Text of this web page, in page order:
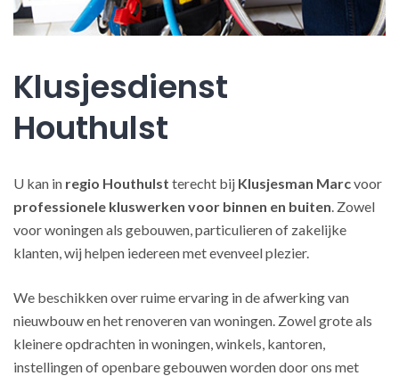
Klusjesdienst
Houthulst
U kan in regio Houthulst terecht bij Klusjesman Marcvoor
professionele kluswerken voor binnen en buiten. Zowel
voor woningen als gebouwen, particulieren of zakelijke
klanten, wij helpen iedereen met evenveel plezier.
We beschikken over ruime ervaring in de afwerking van
nieuwbouw en het renoveren van woningen. Zowel grote als
kleinere opdrachten in woningen, winkels, kantoren,
instellingen of openbare gebouwen worden door ons met